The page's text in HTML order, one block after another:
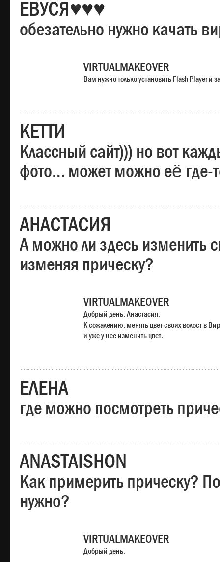
ЕВУСЯ♥♥♥
обезательно нужно качать
VIRTUALMAKEOVER
Вам нужно только установить Flash Player и
КЕТТИ
Классный сайт))) но вот
фото… может можно её где-
АНАСТАСИЯ
А можно ли здесь изменить
изменяя прическу?
VIRTUALMAKEOVER
Добрый день, Анастасия.
К сожалению, менять цвет своих волост в
и уже у нее изменить цвет.
ЕЛЕНА
где можно посмотреть
ANASTAISHON
Как примерить прическу?
нужно?
VIRTUALMAKEOVER
Добрый день.